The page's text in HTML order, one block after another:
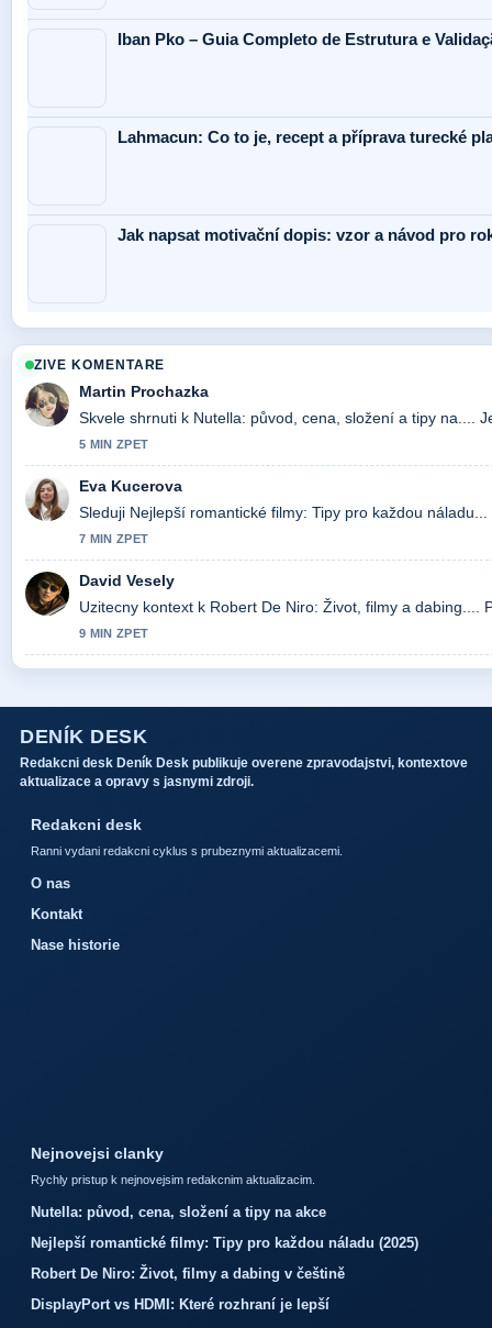
Iban Pko – Guia Completo de Estrutura e
Lahmacun: Co to je, recept a příprava turecké
Jak napsat motivační dopis: vzor a návod pro
ZIVE KOMENTARE
Martin Prochazka
Skvele shrnuti k Nutella: původ, cena, složení a tipy na....
5 MIN ZPET
Eva Kucerova
Sleduji Nejlepší romantické filmy: Tipy pro každou
7 MIN ZPET
David Vesely
Uzitecny kontext k Robert De Niro: Život, filmy a dabing....
9 MIN ZPET
DENÍK DESK
Redakcni desk Deník Desk publikuje overene zpravodajstvi, kontextove
aktualizace a opravy s jasnymi zdroji.
Redakcni desk
Ranni vydani redakcni cyklus s prubeznymi aktualizacemi.
O nas
Kontakt
Nase historie
Nejnovejsi clanky
Rychly pristup k nejnovejsim redakcnim aktualizacim.
Nutella: původ, cena, složení a tipy na akce
Nejlepší romantické filmy: Tipy pro každou náladu (2025)
Robert De Niro: Život, filmy a dabing v češtině
DisplayPort vs HDMI: Které rozhraní je lepší